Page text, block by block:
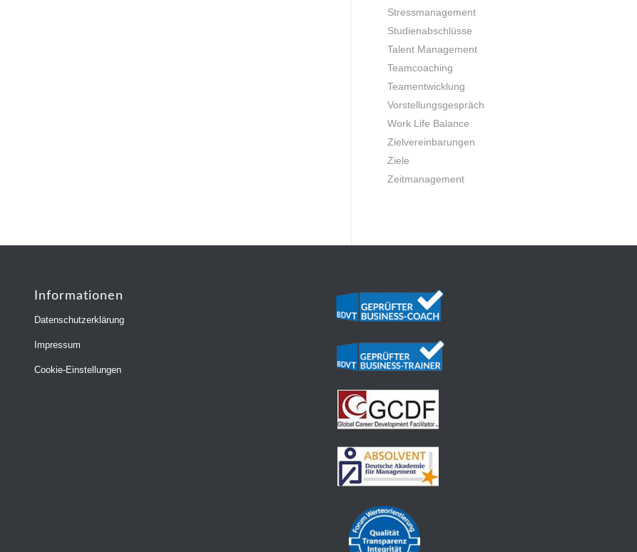
Stressmanagement
Studienabschlüsse
Talent Management
Teamcoaching
Teamentwicklung
Vorstellungsgespräch
Work Life Balance
Zielvereinbarungen
Ziele
Zeitmanagement
Informationen
Datenschutzerklärung
Impressum
Cookie-Einstellungen